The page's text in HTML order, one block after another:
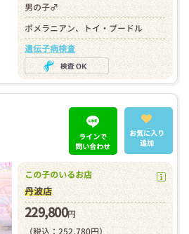
男の子♂
ポメラニアン、トイ・プードル
遺伝子病検査
ラインで
問い合わせ
お気に入り
追加
この子のいるお店
丹波店
229,800円
（税込：252,780円）